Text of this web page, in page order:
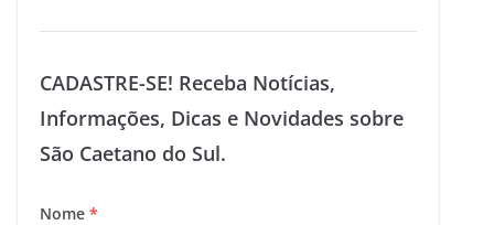
CADASTRE-SE! Receba Notícias,
Informações, Dicas e Novidades sobre
São Caetano do Sul.
Nome *